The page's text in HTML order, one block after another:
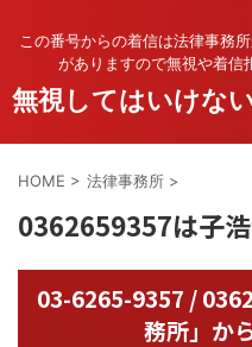
この番号からの着信は法律事務
がありますので無視や着信
無視してはいけな
HOME > 法律事務所 >
0362659357は子
03-6265-9357 /
務所」か